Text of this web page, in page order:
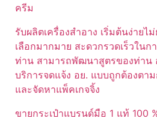
ครีม
รับผลิตเครื่องสำอาง เริ่มต้นง่าย
เลือกมากมาย สะดวกรวดเร็วในก
ท่าน สามารถพัฒนาสูตรของท่าน
บริการจดแจ้ง อย. แบบถูกต้องตา
และจัดหาแพ็คเกจจิ้ง
ขายกระเป๋าแบรนด์มือ 1 แท้ 100